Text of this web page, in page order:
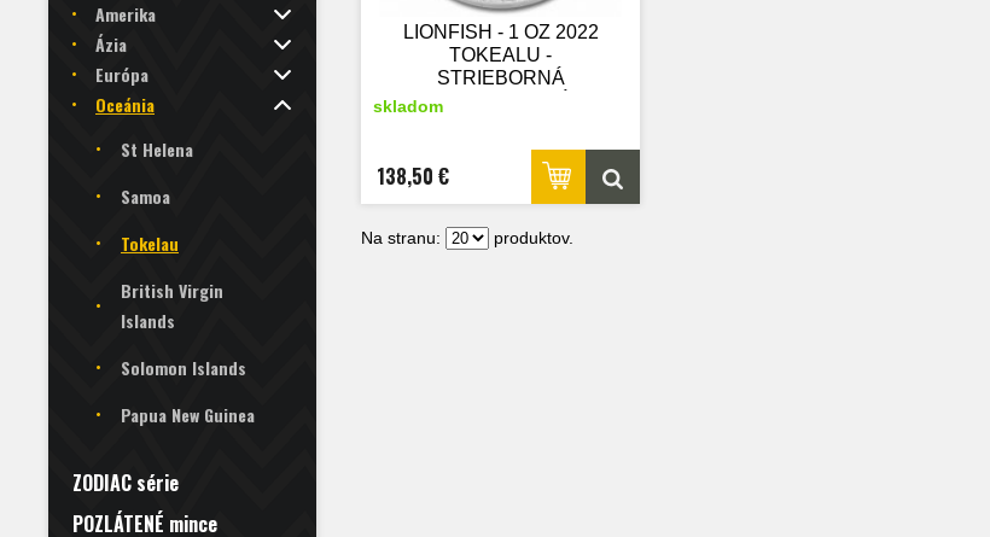
Amerika
Ázia
Európa
Oceánia
St Helena
Samoa
Tokelau
British Virgin
Islands
Solomon Islands
Papua New Guinea
ZODIAC série
POZLÁTENÉ mince
LIONFISH - 1 OZ 2022
TOKEALU -
STRIEBORNÁ
ZBERATEĽSKÁ
skladom
138,50 €
Na stranu: produktov.